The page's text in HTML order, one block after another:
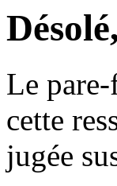
Le
cette
jugée